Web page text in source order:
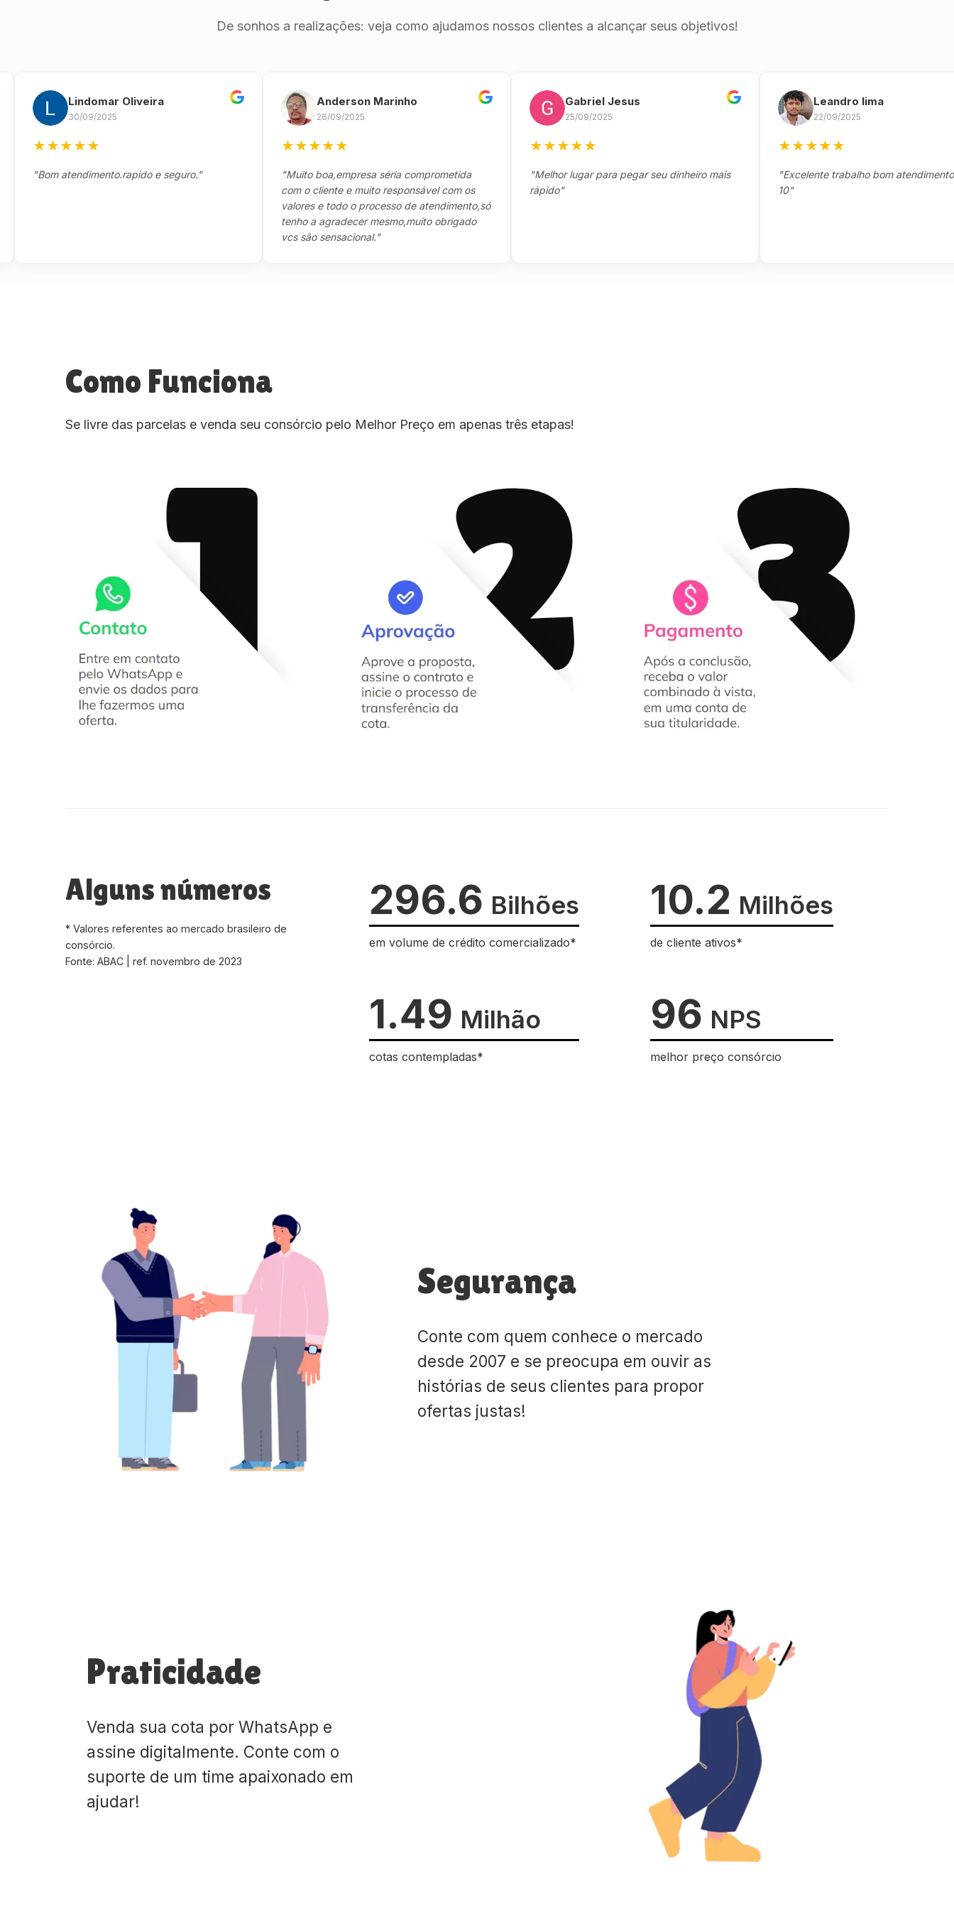
De sonhos a realizações: veja como ajudamos nossos clientes a alcançar seus objetivos!
Lindomar Oliveira
30/09/2025
★★★
"Bom atendimento.rapido e seguro."
Anderson Marinho
26/09/2025
★★★
"Muito boa,empresa séria comprometida
com o cliente e muito responsável com os
valores e todo o processo de atendimento,só
tenho a agradecer mesmo,muito obrigado
vcs são sensacional."
Gabriel Jesus
25/09/2025
★★★
"Melhor lugar para pegar seu dinheiro mais
rápido"
Leandro lima
22/09/2025
★★★
"Excelente trabalho bom atendimento nota
Como Funciona
Se livre das parcelas e venda seu consórcio pelo Melhor Preço em apenas três etapas!
Alguns números
* Valores referentes ao mercado brasileiro de
consórcio.
Fonte: ABAC | ref. novembro de 2023
296.6 Bilhões
em volume de crédito comercializado*
10.2 Milhões
de cliente ativos*
1.49 Milhão
cotas contempladas*
96 NPS
melhor preço consórcio
Segurança
Conte com quem conhece o mercado
desde 2007 e se preocupa em ouvir as
histórias de seus clientes para propor
ofertas justas!
Praticidade
Venda sua cota por WhatsApp e
assine digitalmente. Conte com o
suporte de um time apaixonado em
ajudar!